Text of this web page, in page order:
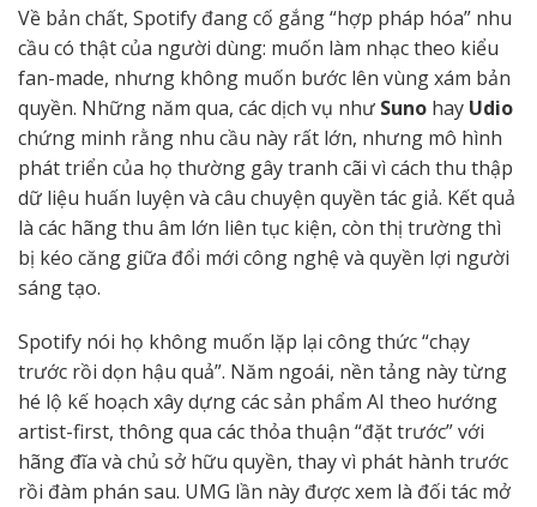
Về bản chất, Spotify đang cố gắng “hợp pháp hóa” nhu
cầu có thật của người dùng: muốn làm nhạc theo kiểu
fan-made, nhưng không muốn bước lên vùng xám bản
quyền. Những năm qua, các dịch vụ như Suno hay Udio
chứng minh rằng nhu cầu này rất lớn, nhưng mô hình
phát triển của họ thường gây tranh cãi vì cách thu thập
dữ liệu huấn luyện và câu chuyện quyền tác giả. Kết quả
là các hãng thu âm lớn liên tục kiện, còn thị trường thì
bị kéo căng giữa đổi mới công nghệ và quyền lợi người
sáng tạo.
Spotify nói họ không muốn lặp lại công thức “chạy
trước rồi dọn hậu quả”. Năm ngoái, nền tảng này từng
hé lộ kế hoạch xây dựng các sản phẩm AI theo hướng
artist-first, thông qua các thỏa thuận “đặt trước” với
hãng đĩa và chủ sở hữu quyền, thay vì phát hành trước
rồi đàm phán sau. UMG lần này được xem là đối tác mở